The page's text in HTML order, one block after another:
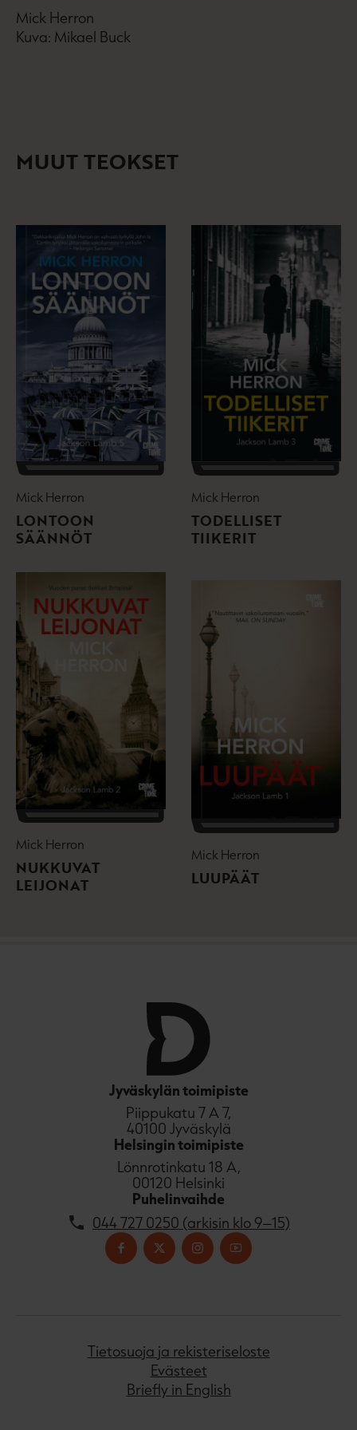
Mick Herron
Kuva: Mikael Buck
MUUT TEOKSET
Mick Herron
LONTOON
SÄÄNNÖT
Mick Herron
TODELLISET
TIIKERIT
Mick Herron
NUKKUVAT
LEIJONAT
Mick Herron
LUUPÄÄT
Jyväskylän toimipiste
Piippukatu 7 A 7,
40100 Jyväskylä
Helsingin toimipiste
Lönnrotinkatu 18 A,
00120 Helsinki
Puhelinvaihde
044 727 0250 (arkisin klo 9–15)
Tietosuoja ja rekisteriseloste
Evästeet
Briefly in English